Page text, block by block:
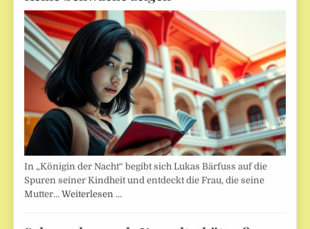
In „Königin der Nacht“ begibt sich Lukas Bärfuss auf die
Spuren seiner Kindheit und entdeckt die Frau, die seine
Mutter…Weiterlesen …